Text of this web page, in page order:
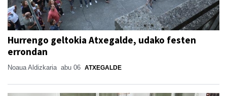
Hurrengo geltokia Atxegalde, udako festen
errondan
Noaua Aldizkaria abu 06 ATXEGALDE